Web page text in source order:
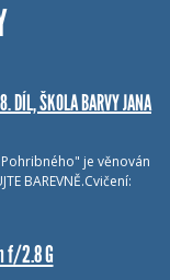
DÍL, ŠKOLA BARVY JANA
je věnován
BAREVNĚ.Cvičení:
f/2.8 G